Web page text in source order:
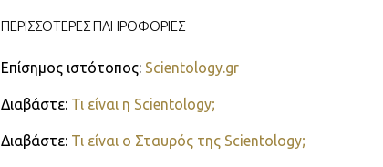
ΠΕΡΙΣΣΟΤΕΡΕΣ ΠΛΗΡΟΦΟΡΙΕΣ
Επίσημος ιστότοπος: Scientology.gr
Διαβάστε: Τι είναι η Scientology;
Διαβάστε: Τι είναι ο Σταυρός της Scientology;